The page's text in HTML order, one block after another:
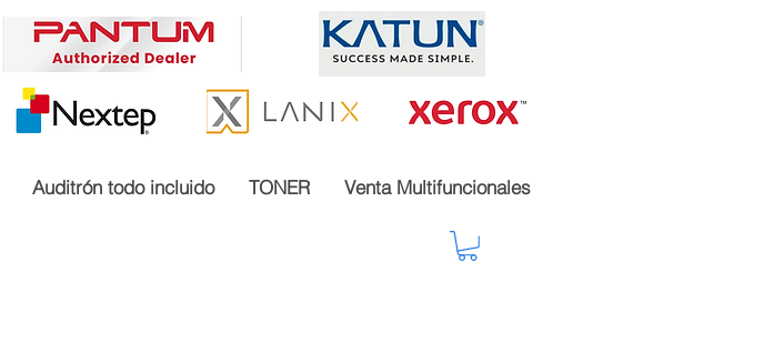
Auditrón todo incluido TONER Venta Multifuncionales